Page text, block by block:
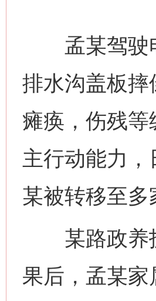
孟某驾驶电
排水沟盖板
瘫痪，伤残
主行动能力
某被转移至
某路政养护
果后，孟某